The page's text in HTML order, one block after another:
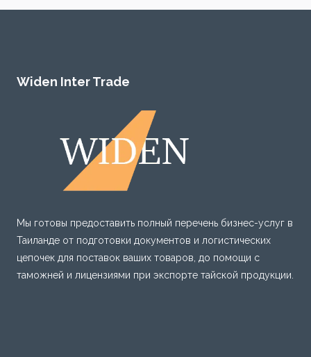
Widen Inter Trade
Мы готовы предоставить полный перечень бизнес-услуг в
Таиланде от подготовки документов и логистических
цепочек для поставок ваших товаров, до помощи с
таможней и лицензиями при экспорте тайской продукции.